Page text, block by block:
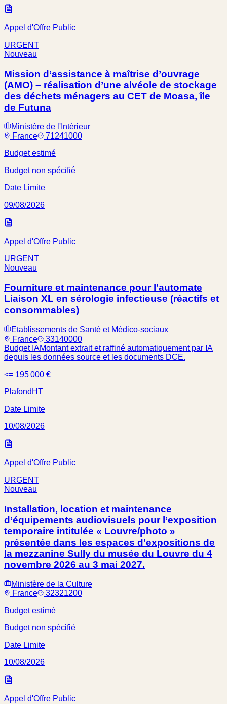
Appel d'Offre Public
URGENT
Nouveau
Mission d’assistance à maîtrise d’ouvrage
(AMO) – réalisation d’une alvéole de stockage
des déchets ménagers au CET de Moasa, île
de Futuna
Ministère de l'Intérieur
France
71241000
Budget estimé
Budget non spécifié
Date Limite
09/08/2026
Appel d'Offre Public
URGENT
Nouveau
Fourniture et maintenance pour l’automate
Liaison XL en sérologie infectieuse (réactifs et
consommables)
Etablissements de Santé et Médico-sociaux
France
33140000
Budget IAMontant extrait et raffiné automatiquement par IA
depuis les données source et les documents DCE.
<= 195 000 €
Plafond HT
Date Limite
10/08/2026
Appel d'Offre Public
URGENT
Nouveau
Installation, location et maintenance
d’équipements audiovisuels pour l’exposition
temporaire intitulée « Louvre/photo »
présentée dans les espaces d’expositions de
la mezzanine Sully du musée du Louvre du 4
novembre 2026 au 3 mai 2027.
Ministère de la Culture
France
32321200
Budget estimé
Budget non spécifié
Date Limite
10/08/2026
Appel d'Offre Public